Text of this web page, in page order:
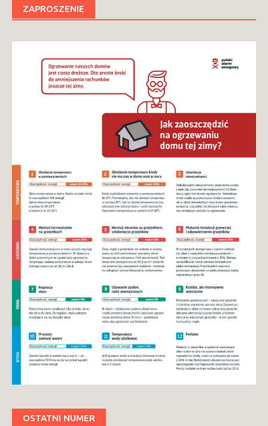
ZAPROSZENIE
OSTATNI NUMER